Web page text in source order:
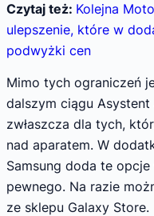
Czytaj też: Kolejna
ulepszenie, które w
podwyżki cen
Mimo tych ograniczeń
dalszym ciągu
zwłaszcza dla tych,
nad aparatem. W
Samsung doda te
pewnego. Na razie
ze sklepu Galaxy Store.